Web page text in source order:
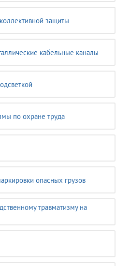
защиты
кабельные каналы
по охране труда
опасных грузов
травматизму на